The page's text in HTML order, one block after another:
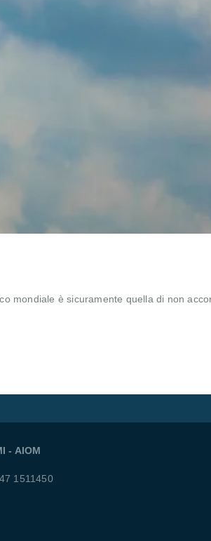
mondiale è sicuramente quella di non
- AIOM
1511450